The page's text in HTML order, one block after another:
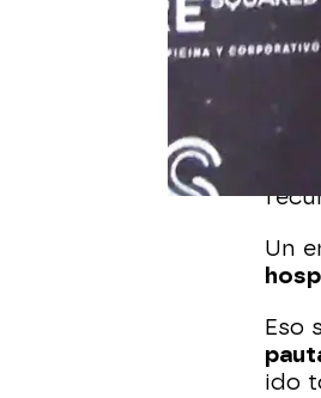
El
Un
Eso
ido